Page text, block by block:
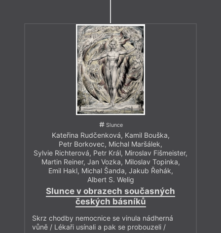
Slunce
Kateřina Rudčenková, Kamil Bouška,
Petr Borkovec, Michal Maršálek,
Sylvie Richterová, Petr Král, Miroslav Fišmeister,
Martin Reiner, Jan Vozka, Miloslav Topinka,
Emil Hakl, Michal Šanda, Jakub Řehák,
Albert S. Welig
Slunce v obrazech současných
českých básníků
Skrz chodby nemocnice se vinula nádherná
vůně / Lékaři usínali a pak se probouzeli /